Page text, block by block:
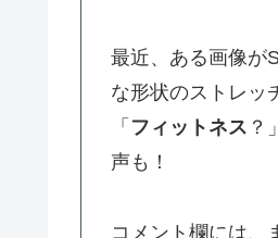
最近、ある画像が
な形状のストレッ
「 フィットネス ？
声も！
コメント欄には、